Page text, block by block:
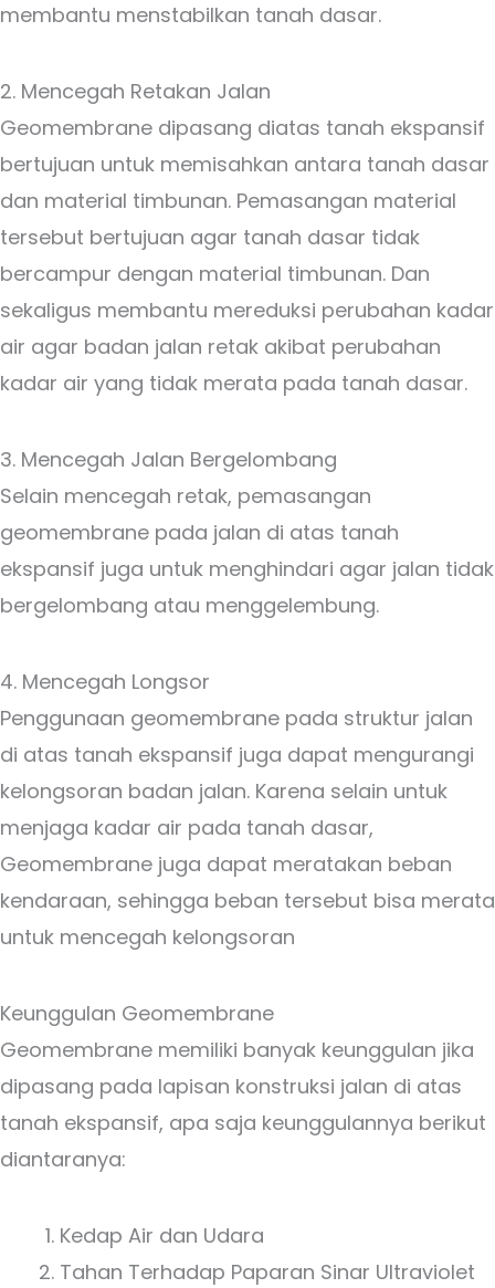
membantu menstabilkan tanah dasar.
2. Mencegah Retakan Jalan
Geomembrane dipasang diatas tanah ekspansif
bertujuan untuk memisahkan antara tanah dasar
dan material timbunan. Pemasangan material
tersebut bertujuan agar tanah dasar tidak
bercampur dengan material timbunan. Dan
sekaligus membantu mereduksi perubahan kadar
air agar badan jalan retak akibat perubahan
kadar air yang tidak merata pada tanah dasar.
3. Mencegah Jalan Bergelombang
Selain mencegah retak, pemasangan
geomembrane pada jalan di atas tanah
ekspansif juga untuk menghindari agar jalan tidak
bergelombang atau menggelembung.
4. Mencegah Longsor
Penggunaan geomembrane pada struktur jalan
di atas tanah ekspansif juga dapat mengurangi
kelongsoran badan jalan. Karena selain untuk
menjaga kadar air pada tanah dasar,
Geomembrane juga dapat meratakan beban
kendaraan, sehingga beban tersebut bisa merata
untuk mencegah kelongsoran
Keunggulan Geomembrane
Geomembrane memiliki banyak keunggulan jika
dipasang pada lapisan konstruksi jalan di atas
tanah ekspansif, apa saja keunggulannya berikut
diantaranya:
Kedap Air dan Udara
Tahan Terhadap Paparan Sinar Ultraviolet